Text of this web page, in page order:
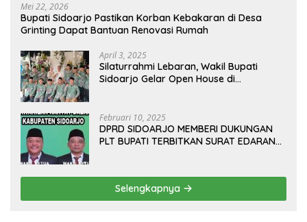
Mei 22, 2026
Bupati Sidoarjo Pastikan Korban Kebakaran di Desa
Grinting Dapat Bantuan Renovasi Rumah
April 3, 2025
Silaturrahmi Lebaran, Wakil Bupati
Sidoarjo Gelar Open House di
Februari 10, 2025
DPRD SIDOARJO MEMBERI DUKUNGAN
PLT BUPATI TERBITKAN SURAT EDARAN
KELUAR KOTA
Selengkapnya